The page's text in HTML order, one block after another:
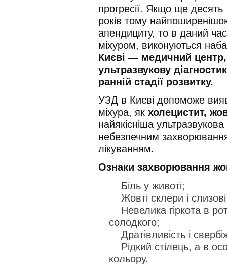
прогресії. Якщо ще десять
років тому
апендициту, то в даний
міхуром, виконуються
Києві — медичний
ультразвукову
ранній стадії розвитку.
УЗД в Києві допоможе
міхура, як холецистит,
найякісніша
небезпечним
лікуванням.
Ознаки захворювання
Біль у животі;
Жовті склери і
Невелика гіркота в
солодкого;
Дратівливість і
Рідкий стілець, а в
кольору.